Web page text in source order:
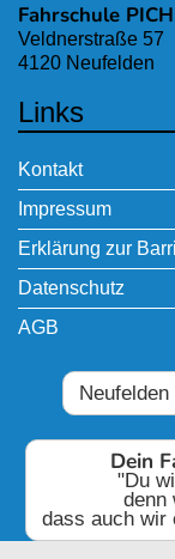
Fahrschule
Veldnerstraße 57
4120 Neufelden
Links
Kontakt
Impressum
Erklärung zur
Datenschutz
AGB
Neufelden
Dein
"Du
denn
dass auch wir